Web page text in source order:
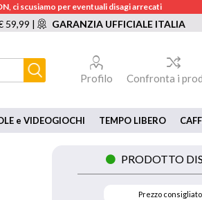
ci scusiamo per eventuali disagi arrecati
59,99 | GARANZIA UFFICIALE ITALIA
Profilo Confronta i
e VIDEOGIOCHI TEMPO LIBERO
PRODOTTO
Prezzo consigliato